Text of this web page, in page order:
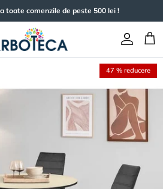
toate comenzile de peste 500 lei !
Cont
47 % reducere